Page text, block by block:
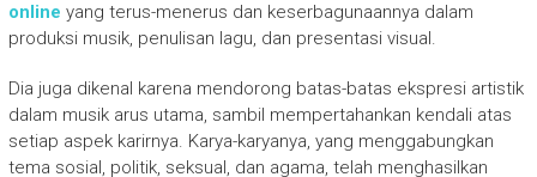
online yang terus-menerus dan keserbagunaannya dalam
produksi musik, penulisan lagu, dan presentasi visual.
Dia juga dikenal karena mendorong batas-batas ekspresi artistik
dalam musik arus utama, sambil mempertahankan kendali atas
setiap aspek karirnya. Karya-karyanya, yang menggabungkan
tema sosial, politik, seksual, dan agama, telah menghasilkan